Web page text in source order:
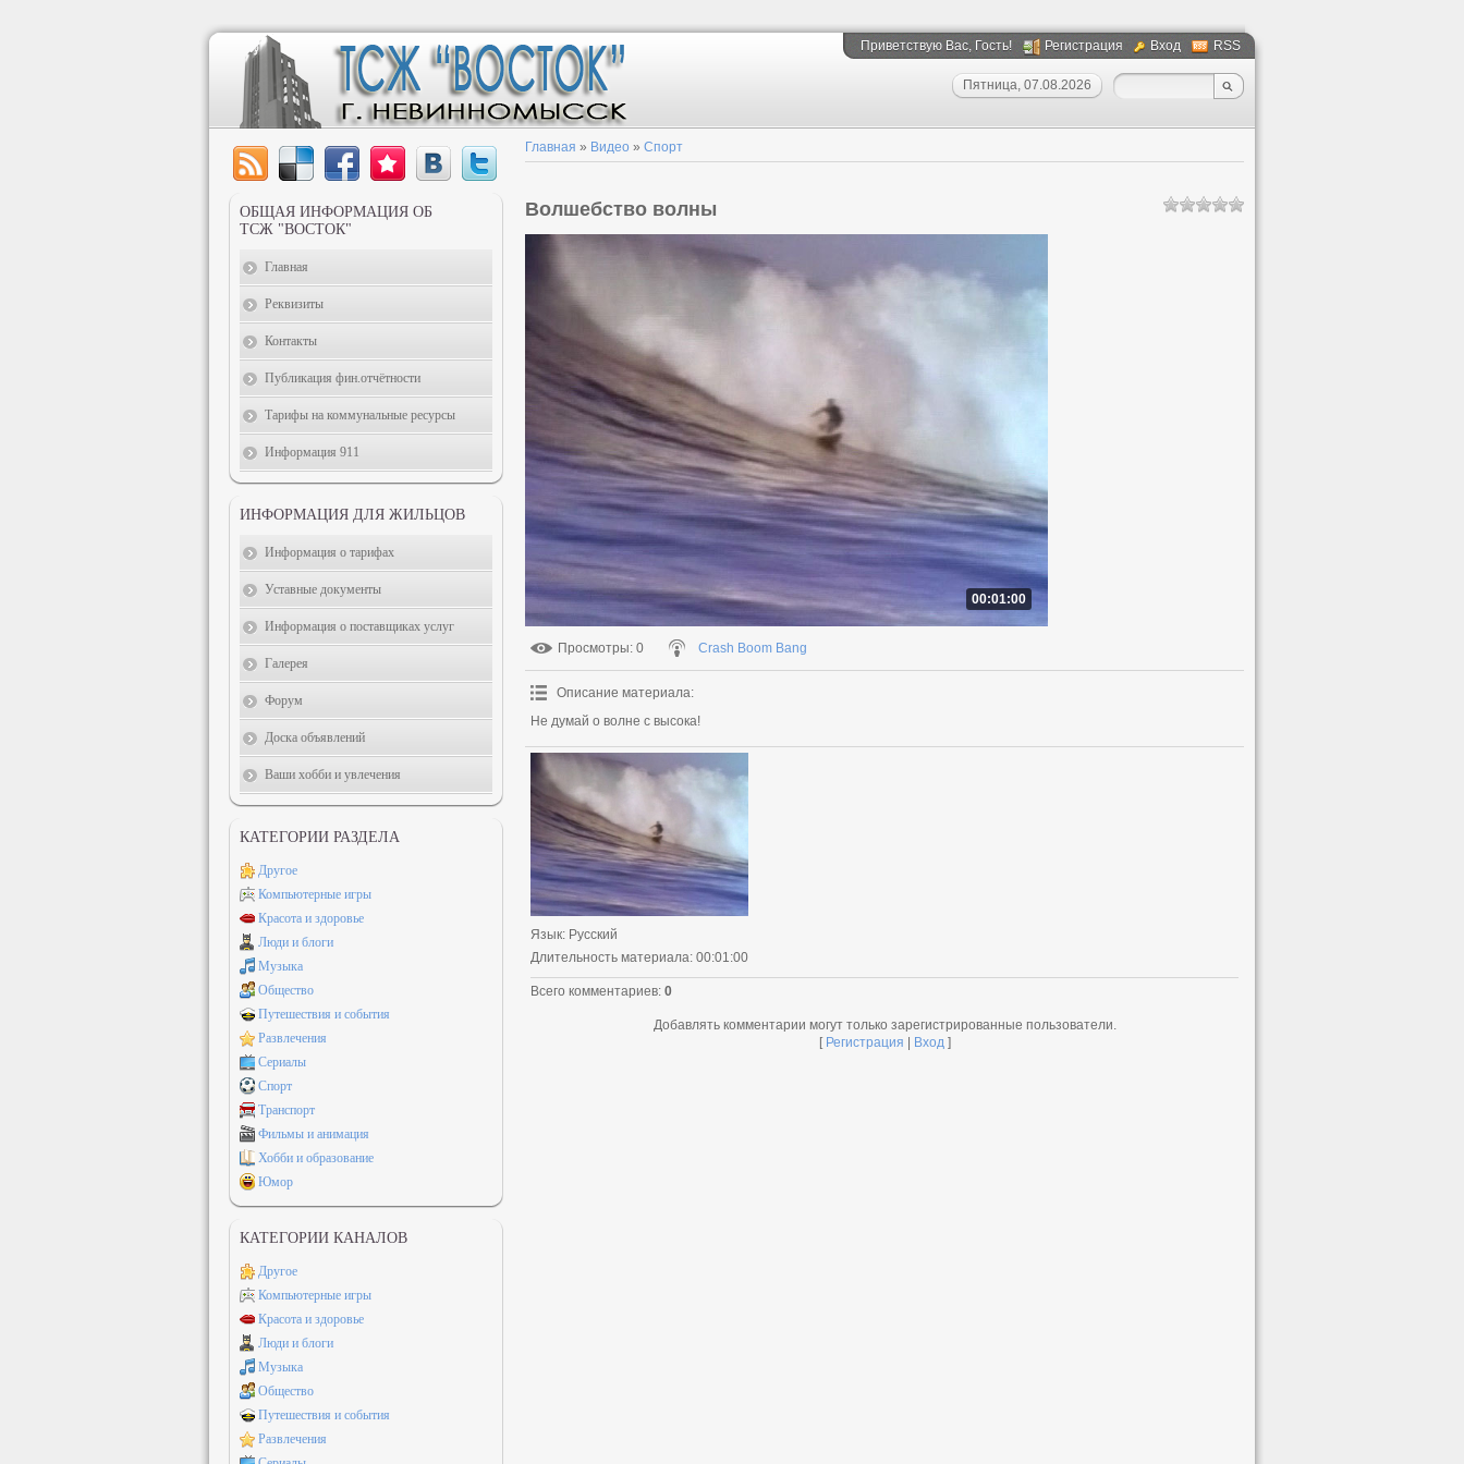
Приветствую Вас, Гость! Регистрация Вход RSS
Пятница, 07.08.2026
Главная » Видео » Спорт
Волшебство волны
00:01:00
Просмотры: 0 Crash Boom Bang
Описание материала:
Не думай о волне с высока!
Язык: Русский
Длительность материала: 00:01:00
Всего комментариев: 0
Добавлять комментарии могут только зарегистрированные пользователи.
[ Регистрация Вход]
ОБЩАЯ ИНФОРМАЦИЯ ОБ
ТСЖ "ВОСТОК"
Главная
Реквизиты
Контакты
Публикация фин.отчётности
Тарифы на коммунальные ресурсы
Информация 911
ИНФОРМАЦИЯ ДЛЯ ЖИЛЬЦОВ
Информация о тарифах
Уставные документы
Информация о поставщиках услуг
Галерея
Форум
Доска объявлений
Ваши хобби и увлечения
КАТЕГОРИИ РАЗДЕЛА
Другое
Компьютерные игры
Красота и здоровье
Люди и блоги
Музыка
Общество
Путешествия и события
Развлечения
Сериалы
Спорт
Транспорт
Фильмы и анимация
Хобби и образование
Юмор
КАТЕГОРИИ КАНАЛОВ
Другое
Компьютерные игры
Красота и здоровье
Люди и блоги
Музыка
Общество
Путешествия и события
Развлечения